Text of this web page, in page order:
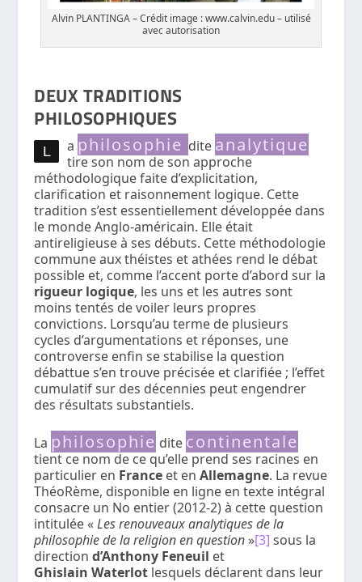
Alvin PLANTINGA – Crédit image : www.calvin.edu – utilisé
avec autorisation
DEUX TRADITIONS
PHILOSOPHIQUES
L a philosophie dite analytique
tire son nom de son approche
méthodologique faite d’explicitation,
clarification et raisonnement logique. Cette
tradition s’est essentiellement développée dans
le monde Anglo-américain. Elle était
antireligieuse à ses débuts. Cette méthodologie
commune aux théistes et athées rend le débat
possible et, comme l’accent porte d’abord sur la
rigueur logique, les uns et les autres sont
moins tentés de voiler leurs propres
convictions. Lorsqu’au terme de plusieurs
cycles d’argumentations et réponses, une
controverse enfin se stabilise la question
débattue s’en trouve précisée et clarifiée ; l’effet
cumulatif sur des décennies peut engendrer
des résultats substantiels.
La philosophie dite continentale
tient ce nom de ce qu’elle prend ses racines en
particulier en France et enAllemagne. La revue
ThéoRème, disponible en ligne en texte intégral
consacre un No entier (2012-2) à cette question
intitulée «Les renouveaux analytiques de la
philosophie de la religion en question »[3] sous la
directiond’Anthony Feneuil et
Ghislain Waterlot lesquels déclarent dans leur